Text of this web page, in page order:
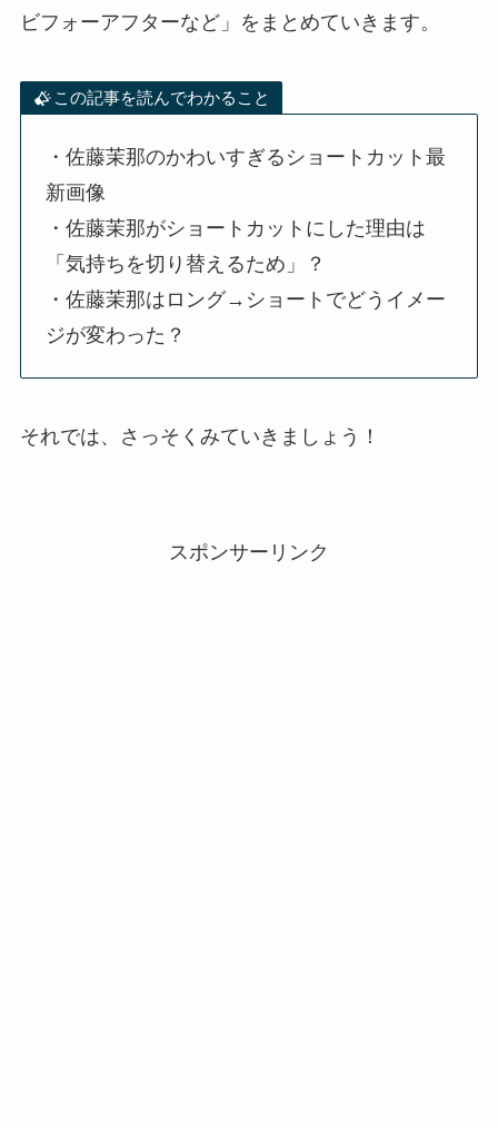
ビフォーアフターなど」をまとめていきます。
この記事を読んでわかること
・佐藤茉那のかわいすぎるショートカット最
新画像
・佐藤茉那がショートカットにした理由は
「気持ちを切り替えるため」？
・佐藤茉那はロング→ショートでどうイメー
ジが変わった？
それでは、さっそくみていきましょう！
スポンサーリンク